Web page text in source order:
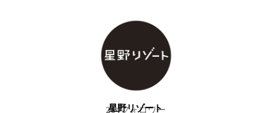
星野リゾート
264フォロワー